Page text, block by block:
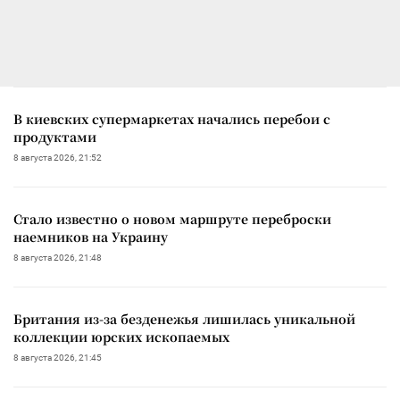
В киевских супермаркетах начались перебои с
продуктами
8 августа 2026, 21:52
Стало известно о новом маршруте переброски
наемников на Украину
8 августа 2026, 21:48
Британия из-за безденежья лишилась уникальной
коллекции юрских ископаемых
8 августа 2026, 21:45